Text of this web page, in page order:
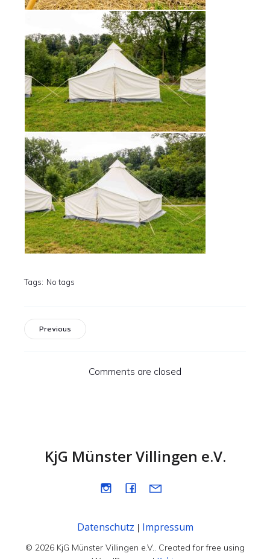
Tags: No tags
Previous
Comments are closed
KjG Münster Villingen e.V.
Datenschutz | Impressum
© 2026 KjG Münster Villingen e.V.. Created for free using